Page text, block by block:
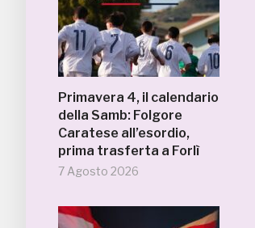
Primavera 4, il calendario
della Samb: Folgore
Caratese all’esordio,
prima trasferta a Forlì
7 Agosto 2026